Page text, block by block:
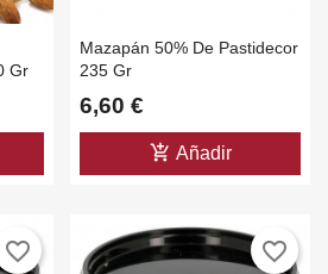
Gr
Mazapán 50% De Pastidecor
235 Gr
6,60 €
add_shopping_cart Añadir
favorite_border favorite_border